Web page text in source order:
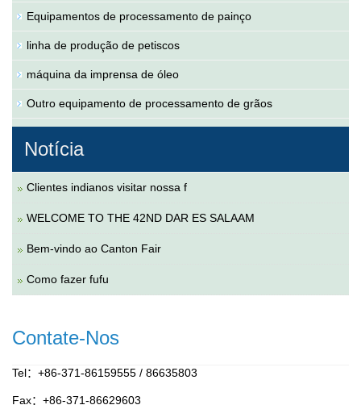
Equipamentos de processamento de painço
linha de produção de petiscos
máquina da imprensa de óleo
Outro equipamento de processamento de grãos
Notícia
Clientes indianos visitar nossa f
WELCOME TO THE 42ND DAR ES SALAAM
Bem-vindo ao Canton Fair
Como fazer fufu
Contate-Nos
Tel：+86-371-86159555 / 86635803
Fax：+86-371-86629603